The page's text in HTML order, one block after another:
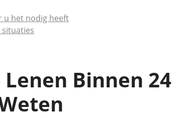
u het nodig heeft
Binnen 24